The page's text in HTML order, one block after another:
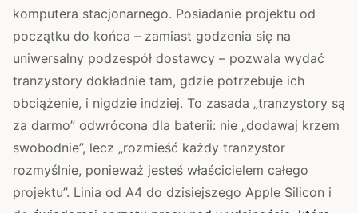
komputera stacjonarnego. Posiadanie projektu od
początku do końca – zamiast godzenia się na
uniwersalny podzespół dostawcy – pozwala wydać
tranzystory dokładnie tam, gdzie potrzebuje ich
obciążenie, i nigdzie indziej. To zasada „tranzystory są
za darmo” odwrócona dla baterii: nie „dodawaj krzem
swobodnie”, lecz „rozmieść każdy tranzystor
rozmyślnie, ponieważ jesteś właścicielem całego
projektu”. Linia od A4 do dzisiejszego Apple Silicon i